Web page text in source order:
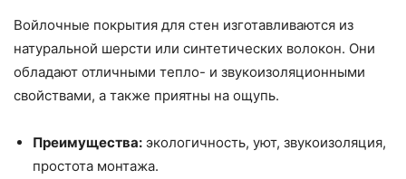
Войлочные покрытия для стен изготавливаются из
натуральной шерсти или синтетических волокон. Они
обладают отличными тепло- и звукоизоляционными
свойствами, а также приятны на ощупь.
Преимущества: экологичность, уют, звукоизоляция,
простота монтажа.